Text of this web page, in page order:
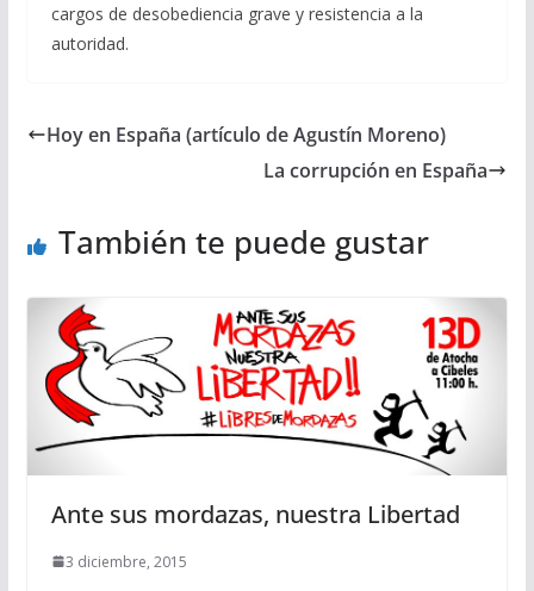
cargos de desobediencia grave y resistencia a la
autoridad.
Hoy en España (artículo de Agustín Moreno)
La corrupción en España
También te puede gustar
Ante sus mordazas, nuestra Libertad
3 diciembre, 2015